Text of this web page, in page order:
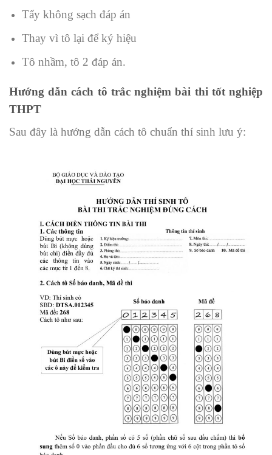
Tẩy không sạch đáp án
Thay vì tô lại để ký hiệu
Tô nhầm, tô 2 đáp án.
Hướng dẫn cách tô trắc nghiệm bài thi tốt nghiệp
THPT
Sau đây là hướng dẫn cách tô chuẩn thí sinh lưu ý: